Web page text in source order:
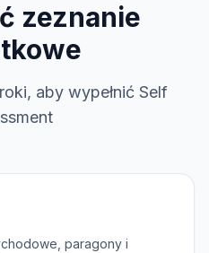
zeznanie
aby wypełnić Self
paragony i